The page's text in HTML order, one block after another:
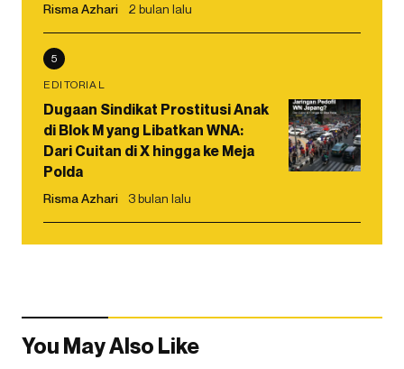
Risma Azhari 2 bulan lalu
5
EDITORIAL
Dugaan Sindikat Prostitusi Anak
di Blok M yang Libatkan WNA:
Dari Cuitan di X hingga ke Meja
Polda
Risma Azhari 3 bulan lalu
You May Also Like